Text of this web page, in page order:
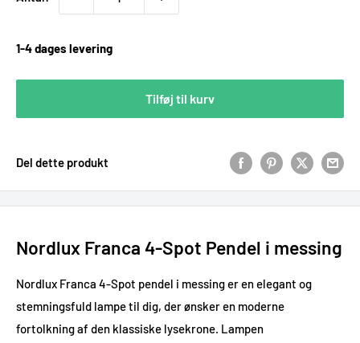
1-4 dages levering
Tilføj til kurv
Del dette produkt
Nordlux Franca 4-Spot Pendel i messing
Nordlux Franca 4-Spot pendel i messing er en elegant og
stemningsfuld lampe til dig, der ønsker en moderne
fortolkning af den klassiske lysekrone. Lampen